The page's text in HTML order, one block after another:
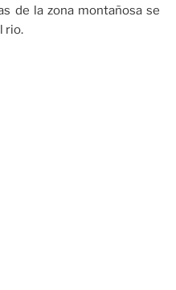
de la zona montañosa se
rio.